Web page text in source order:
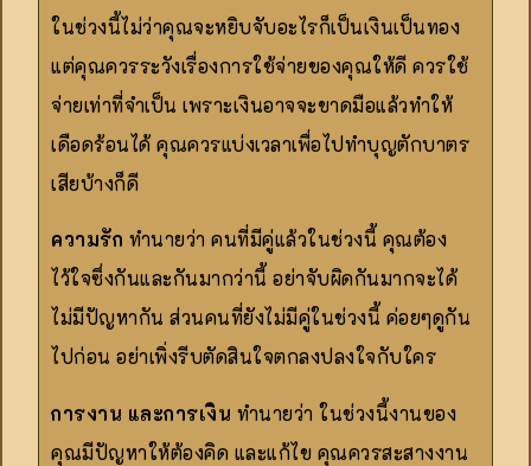
ในช่วงนี้ไม่ว่าคุณจะหยิบจับอะไรก็เป็นเงินเป็นทอง
แต่คุณควรระวังเรื่องการใช้จ่ายของคุณให้ดี ควรใช้
จ่ายเท่าที่จำเป็น เพราะเงินอาจจะขาดมือแล้วทำให้
เดือดร้อนได้ คุณควรแบ่งเวลาเพื่อไปทำบุญตักบาตร
เสียบ้างก็ดี
ความรัก ทำนายว่า คนที่มีคู่แล้วในช่วงนี้ คุณต้อง
ไว้ใจซึ่งกันและกันมากว่านี้ อย่าจับผิดกันมากจะได้
ไม่มีปัญหากัน ส่วนคนที่ยังไม่มีคู่ในช่วงนี้ ค่อยๆดูกัน
ไปก่อน อย่าเพิ่งรีบตัดสินใจตกลงปลงใจกับใคร
การงาน และการเงิน ทำนายว่า ในช่วงนี้งานของ
คุณมีปัญหาให้ต้องคิด และแก้ไข คุณควรสะสางงาน